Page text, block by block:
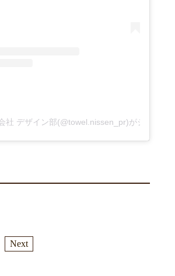
社 デザイン部(@towel.nissen_pr)がシェアし
Next